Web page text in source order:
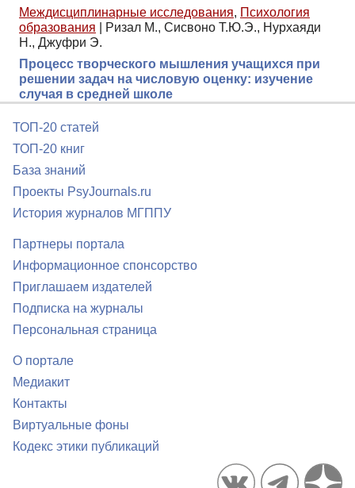
Междисциплинарные исследования, Психология
образования
Ризал М., Сисвоно Т.Ю.Э., Нурхаяди
Н., Джуфри Э.
Процесс творческого мышления учащихся при
решении задач на числовую оценку: изучение
случая в средней школе
ТОП-20 статей
ТОП-20 книг
База знаний
Проекты PsyJournals.ru
История журналов МГППУ
Партнеры портала
Информационное спонсорство
Приглашаем издателей
Подписка на журналы
Персональная страница
О портале
Медиакит
Контакты
Виртуальные фоны
Кодекс этики публикаций